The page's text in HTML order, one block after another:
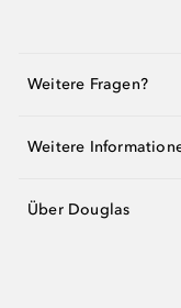
Weitere Fragen?
Weitere
Über Douglas